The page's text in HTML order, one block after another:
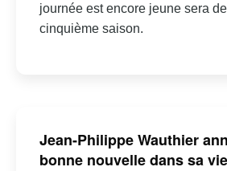
journée est encore jeune sera
cinquième saison.
Jean-Philippe Wauthier
bonne nouvelle dans sa vie